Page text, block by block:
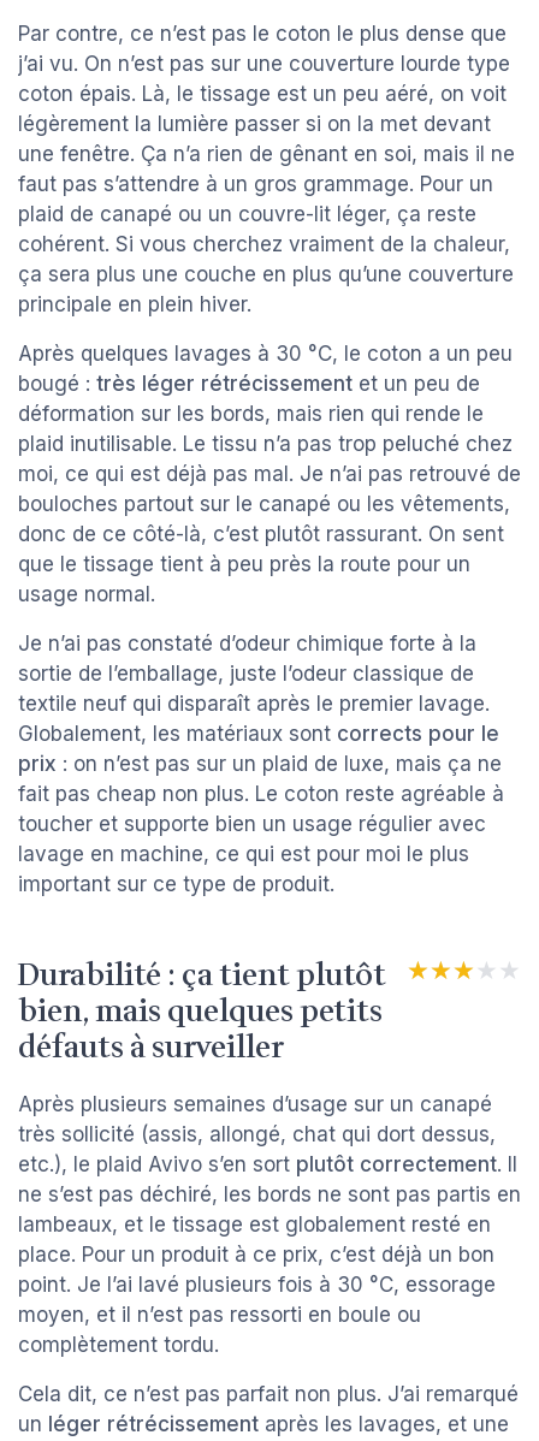
Par contre, ce n’est pas le coton le plus dense que
j’ai vu. On n’est pas sur une couverture lourde type
coton épais. Là, le tissage est un peu aéré, on voit
légèrement la lumière passer si on la met devant
une fenêtre. Ça n’a rien de gênant en soi, mais il ne
faut pas s’attendre à un gros grammage. Pour un
plaid de canapé ou un couvre-lit léger, ça reste
cohérent. Si vous cherchez vraiment de la chaleur,
ça sera plus une couche en plus qu’une couverture
principale en plein hiver.
Après quelques lavages à 30 °C, le coton a un peu
bougé : très léger rétrécissement et un peu de
déformation sur les bords, mais rien qui rende le
plaid inutilisable. Le tissu n’a pas trop peluché chez
moi, ce qui est déjà pas mal. Je n’ai pas retrouvé de
bouloches partout sur le canapé ou les vêtements,
donc de ce côté-là, c’est plutôt rassurant. On sent
que le tissage tient à peu près la route pour un
usage normal.
Je n’ai pas constaté d’odeur chimique forte à la
sortie de l’emballage, juste l’odeur classique de
textile neuf qui disparaît après le premier lavage.
Globalement, les matériaux sont corrects pour le
prix : on n’est pas sur un plaid de luxe, mais ça ne
fait pas cheap non plus. Le coton reste agréable à
toucher et supporte bien un usage régulier avec
lavage en machine, ce qui est pour moi le plus
important sur ce type de produit.
Durabilité : ça tient plutôt
bien, mais quelques petits
défauts à surveiller
★★★★★
★★★★★
Après plusieurs semaines d’usage sur un canapé
très sollicité (assis, allongé, chat qui dort dessus,
etc.), le plaid Avivo s’en sort plutôt correctement. Il
ne s’est pas déchiré, les bords ne sont pas partis en
lambeaux, et le tissage est globalement resté en
place. Pour un produit à ce prix, c’est déjà un bon
point. Je l’ai lavé plusieurs fois à 30 °C, essorage
moyen, et il n’est pas ressorti en boule ou
complètement tordu.
Cela dit, ce n’est pas parfait non plus. J’ai remarqué
un léger rétrécissement après les lavages, et une